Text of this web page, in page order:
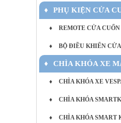
♦ PHỤ KIỆN CỬA
♦ REMOTE CỬA
♦ BỘ ĐIỀU KHIỂN
♦ CHÌA KHÓA XE
♦ CHÌA KHÓA XE
♦ CHÌA KHÓA
♦ CHÌA KHÓA SMART